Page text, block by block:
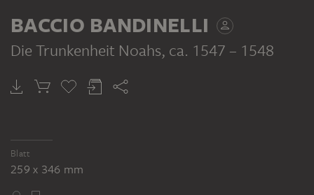
einer Balustrade
ca. 1550, rote Kreide auf Papier, 310 x 435
mm. Inv. Nr. 6921 F, Gabinetto dei disegni
e delle stampe degli Uffizi, Florenz
BACCIO BANDINELLI
Die Trunkenheit Noahs, ca. 1547 – 1548
Blatt
259 x 346 mm